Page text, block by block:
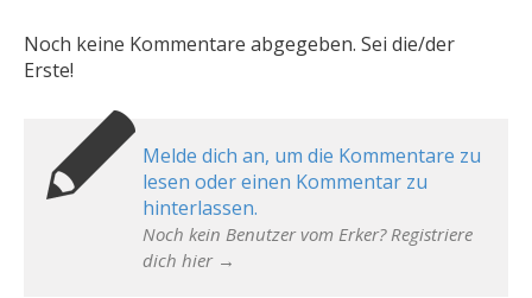
Noch keine Kommentare abgegeben. Sei die/der
Erste!
Melde dich an, um die Kommentare zu
lesen oder einen Kommentar zu
hinterlassen.
Noch kein Benutzer vom Erker? Registriere
dich hier →